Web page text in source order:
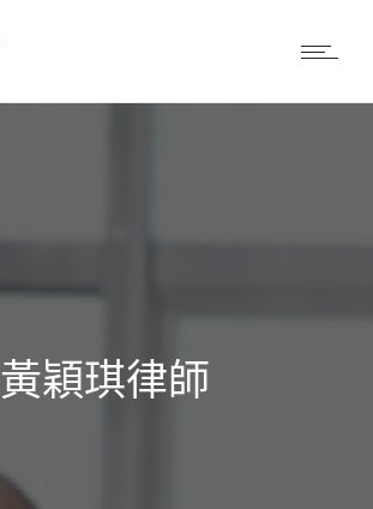
黃穎琪律師